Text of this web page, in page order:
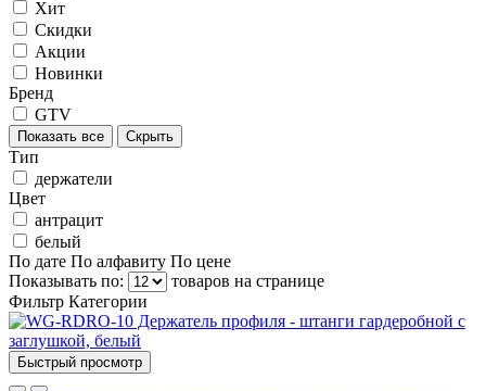
Хит
Скидки
Акции
Новинки
Бренд
GTV
Показать все Скрыть
Тип
держатели
Цвет
антрацит
белый
По дате По алфавиту По цене
Показывать по:
товаров на странице
Фильтр Категории
Быстрый просмотр